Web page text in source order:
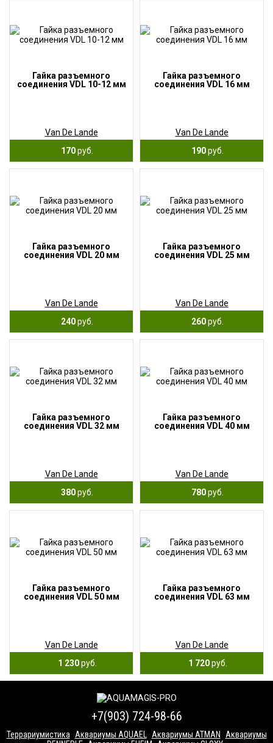
Гайка разъемного
соединения VDL 10-12 мм
Van De Lande
170руб.
Гайка разъемного
соединения VDL 16 мм
Van De Lande
190руб.
Гайка разъемного
соединения VDL 20 мм
Van De Lande
240руб.
Гайка разъемного
соединения VDL 25 мм
Van De Lande
260руб.
Гайка разъемного
соединения VDL 32 мм
Van De Lande
380руб.
Гайка разъемного
соединения VDL 40 мм
Van De Lande
780руб.
Гайка разъемного
соединения VDL 50 мм
Van De Lande
1 230руб.
Гайка разъемного
соединения VDL 63 мм
Van De Lande
1 720руб.
+7(903) 724-98-66
Террариумистика Аквариумы AQUAEL Аквариумы ATMAN
Аквариумы